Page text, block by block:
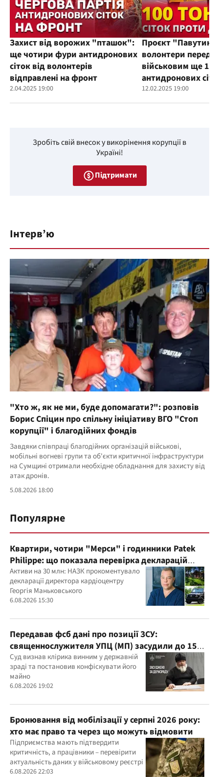
Захист від ворожих "пташок":
ще чотири фури антидронових
сіток від волонтерів
відправлені на фронт
2.04.2025 19:00
Проєкт
волонтери
військовим ще
антидронових
12.02.2025 19:00
Зробіть свій внесок у викорінення корупції в
Україні!
Підтримати
Інтерв’ю
"Хто ж, як не ми, буде допомагати?": розповів
Борис Спіцин про спільну ініціативу ВГО "Стоп
корупції" і благодійних фондів
Завдяки співпраці благодійних організацій військові,
мобільні вогневі групи та об'єкти критичної інфраструктури
на Сумщині отримали необхідне обладнання для захисту від
атак дронів.
5.08.2026 18:00
Популярне
Квартири, чотири "Мерси" і годинники Patek
Philippe: що показала перевірка декларацій
керівника дитячого кардіоцентру
Маньковського і що каже НАЗК?
Активи на 30 млн: НАЗК прокоментувало
декларації директора кардіоцентру
Георгія Маньковського
6.08.2026 15:30
Передавав фсб дані про позиції ЗСУ:
священнослужителя УПЦ (МП) засудили до 15
років
Суд визнав клірика винним у державній
зраді та постановив конфіскувати його
майно
6.08.2026 19:02
Бронювання від мобілізації у серпні 2026 року:
хто має право та через що можуть відмовити
Підприємства мають підтвердити
критичність, а працівники – перевірити
актуальність даних у військовому реєстрі
6.08.2026 22:03